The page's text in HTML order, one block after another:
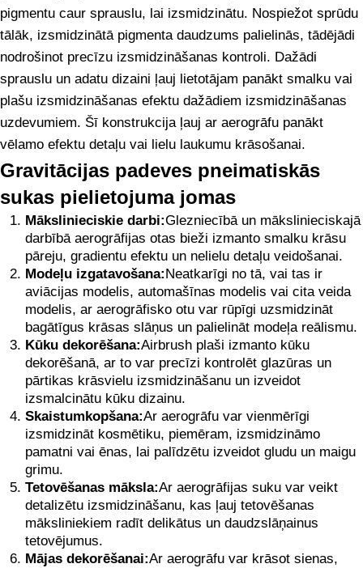
pigmentu caur sprauslu, lai izsmidzinātu. Nospiežot sprūdu
tālāk, izsmidzinātā pigmenta daudzums palielinās, tādējādi
nodrošinot precīzu izsmidzināšanas kontroli. Dažādi
sprauslu un adatu dizaini ļauj lietotājam panākt smalku vai
plašu izsmidzināšanas efektu dažādiem izsmidzināšanas
uzdevumiem. Šī konstrukcija ļauj ar aerogrāfu panākt
vēlamo efektu detaļu vai lielu laukumu krāsošanai.
Gravitācijas padeves pneimatiskās
sukas pielietojuma jomas
Mākslinieciskie darbi:Glezniecībā un mākslinieciskajā
darbībā aerogrāfijas otas bieži izmanto smalku krāsu
pāreju, gradientu efektu un nelielu detaļu veidošanai.
Modeļu izgatavošana:Neatkarīgi no tā, vai tas ir
aviācijas modelis, automašīnas modelis vai cita veida
modelis, ar aerogrāfisko otu var rūpīgi uzsmidzināt
bagātīgus krāsas slāņus un palielināt modeļa reālismu.
Kūku dekorēšana:Airbrush plaši izmanto kūku
dekorēšanā, ar to var precīzi kontrolēt glazūras un
pārtikas krāsvielu izsmidzināšanu un izveidot
izsmalcinātu kūku dizainu.
Skaistumkopšana:Ar aerogrāfu var vienmērīgi
izsmidzināt kosmētiku, piemēram, izsmidzināmo
pamatni vai ēnas, lai palīdzētu izveidot gludu un maigu
grimu.
Tetovēšanas māksla:Ar aerogrāfijas suku var veikt
detalizētu izsmidzināšanu, kas ļauj tetovēšanas
māksliniekiem radīt delikātus un daudzslāņainus
tetovējumus.
Mājas dekorēšanai:Ar aerogrāfu var krāsot sienas,